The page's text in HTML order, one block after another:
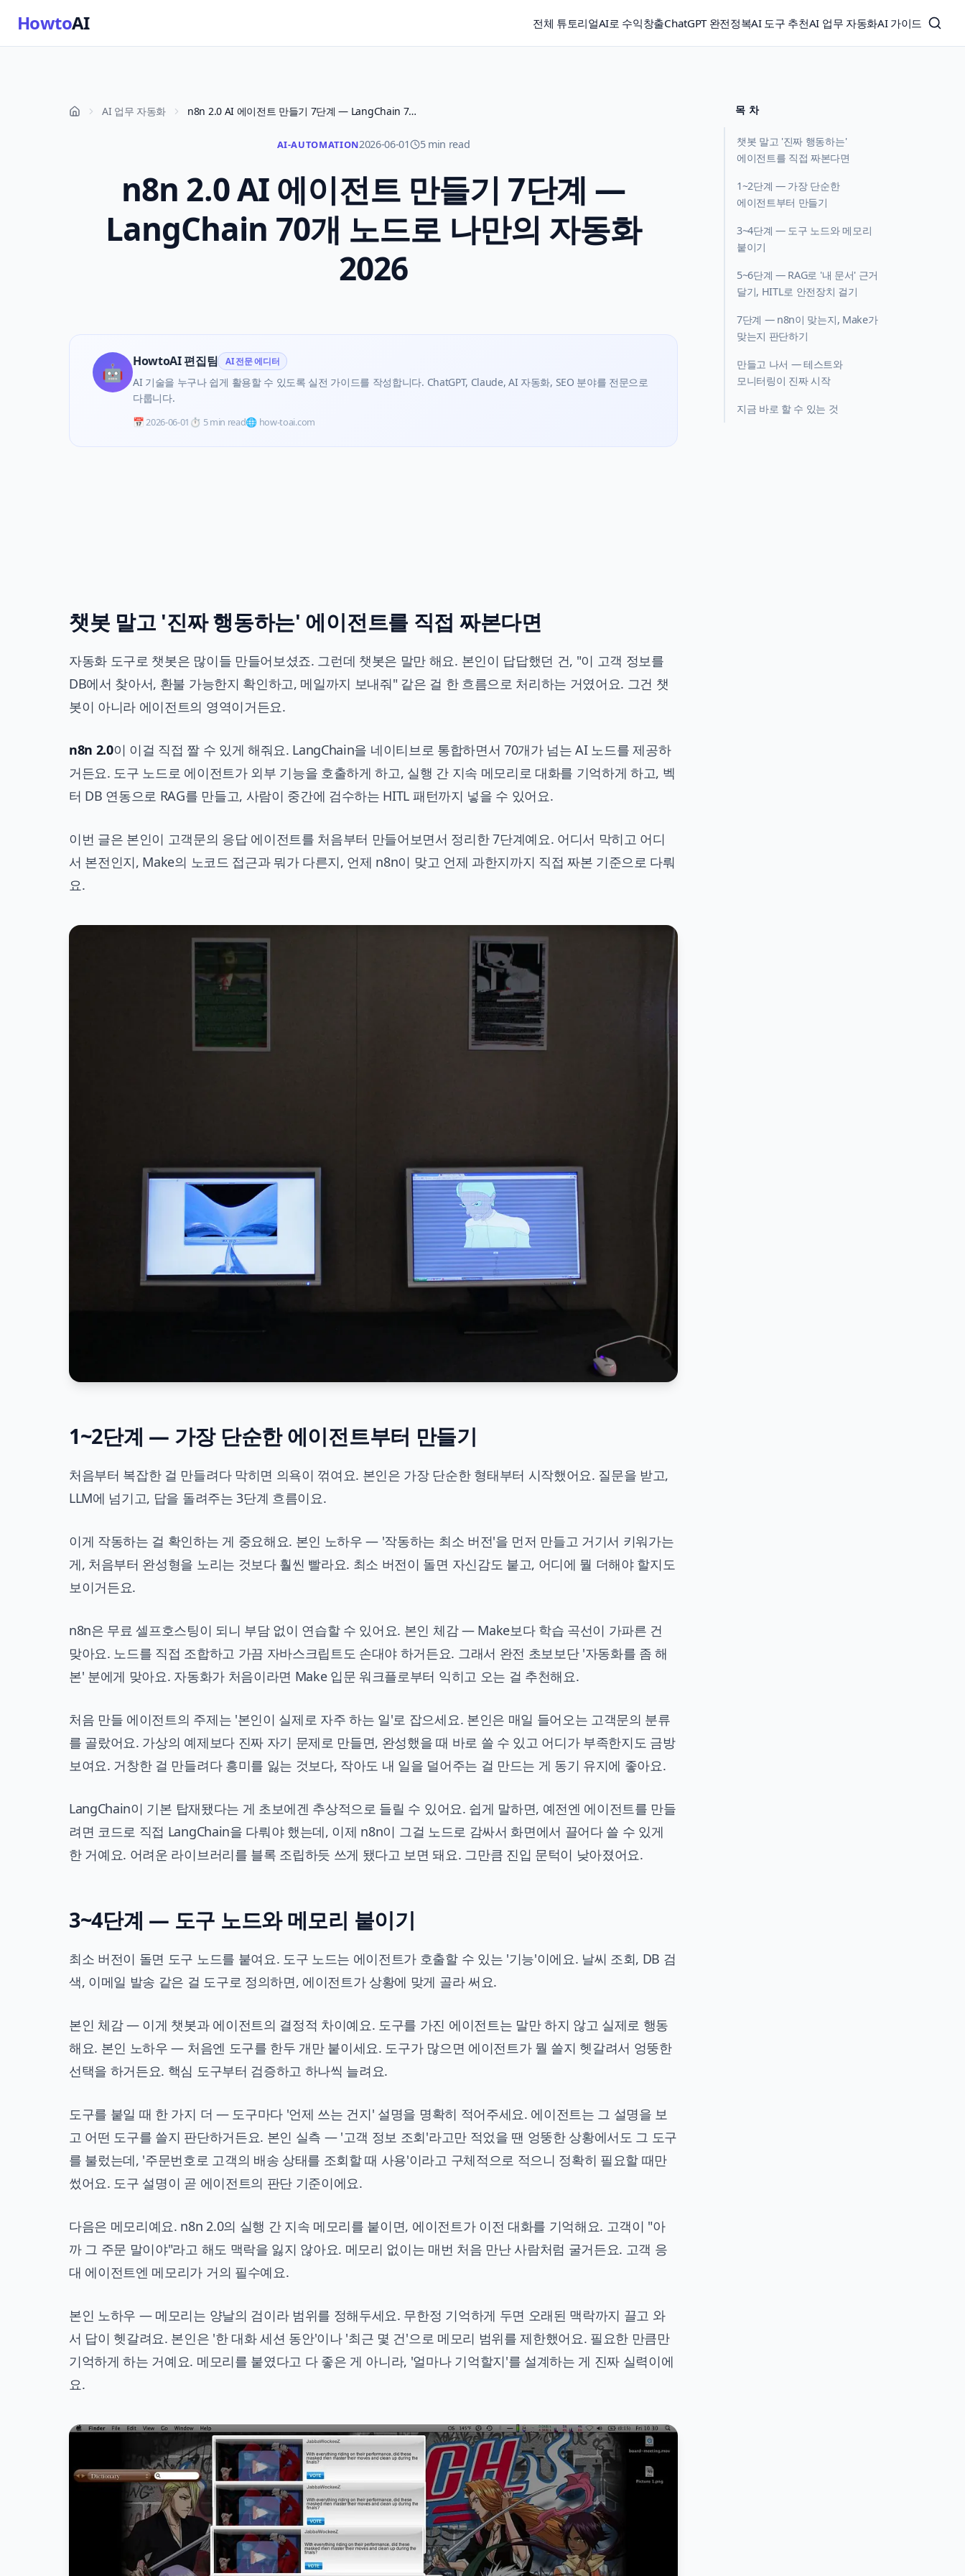
HowtoAI 전체 튜토리얼AI로 수익창출ChatGPT 완전정복AI 도구 추천AI 업무 자동화AI 가이드
AI 업무 자동화 n8n 2.0 AI 에이전트 만들기 7단계 — LangChain 70개 노드로 나만의 자동화 2026
AI-AUTOMATION2026-06-01 5 min read
n8n 2.0 AI 에이전트 만들기 7단계 —
LangChain 70개 노드로 나만의 자동화
2026
🤖 HowtoAI 편집팀 AI 전문 에디터
AI 기술을 누구나 쉽게 활용할 수 있도록 실전 가이드를 작성합니다. ChatGPT, Claude, AI 자동화, SEO 분야를 전문으로
다룹니다.
📅2026-06-01 ⏱️ 5 min read🌐 how-toai.com
챗봇 말고 '진짜 행동하는' 에이전트를 직접 짜본다면
자동화 도구로 챗봇은 많이들 만들어보셨죠. 그런데 챗봇은 말만 해요. 본인이 답답했던 건, "이 고객 정보를
DB에서 찾아서, 환불 가능한지 확인하고, 메일까지 보내줘" 같은 걸 한 흐름으로 처리하는 거였어요. 그건 챗
봇이 아니라 에이전트의 영역이거든요.
n8n 2.0이 이걸 직접 짤 수 있게 해줘요. LangChain을 네이티브로 통합하면서 70개가 넘는 AI 노드를 제공하
거든요. 도구 노드로 에이전트가 외부 기능을 호출하게 하고, 실행 간 지속 메모리로 대화를 기억하게 하고, 벡
터 DB 연동으로 RAG를 만들고, 사람이 중간에 검수하는 HITL 패턴까지 넣을 수 있어요.
이번 글은 본인이 고객문의 응답 에이전트를 처음부터 만들어보면서 정리한 7단계예요. 어디서 막히고 어디
서 본전인지, Make의 노코드 접근과 뭐가 다른지, 언제 n8n이 맞고 언제 과한지까지 직접 짜본 기준으로 다뤄
요.
1~2단계 — 가장 단순한 에이전트부터 만들기
처음부터 복잡한 걸 만들려다 막히면 의욕이 꺾여요. 본인은 가장 단순한 형태부터 시작했어요. 질문을 받고,
LLM에 넘기고, 답을 돌려주는 3단계 흐름이요.
이게 작동하는 걸 확인하는 게 중요해요. 본인 노하우 — '작동하는 최소 버전'을 먼저 만들고 거기서 키워가는
게, 처음부터 완성형을 노리는 것보다 훨씬 빨라요. 최소 버전이 돌면 자신감도 붙고, 어디에 뭘 더해야 할지도
보이거든요.
n8n은 무료 셀프호스팅이 되니 부담 없이 연습할 수 있어요. 본인 체감 — Make보다 학습 곡선이 가파른 건
맞아요. 노드를 직접 조합하고 가끔 자바스크립트도 손대야 하거든요. 그래서 완전 초보보단 '자동화를 좀 해
본' 분에게 맞아요. 자동화가 처음이라면 Make 입문 워크플로부터 익히고 오는 걸 추천해요.
처음 만들 에이전트의 주제는 '본인이 실제로 자주 하는 일'로 잡으세요. 본인은 매일 들어오는 고객문의 분류
를 골랐어요. 가상의 예제보다 진짜 자기 문제로 만들면, 완성했을 때 바로 쓸 수 있고 어디가 부족한지도 금방
보여요. 거창한 걸 만들려다 흥미를 잃는 것보다, 작아도 내 일을 덜어주는 걸 만드는 게 동기 유지에 좋아요.
LangChain이 기본 탑재됐다는 게 초보에겐 추상적으로 들릴 수 있어요. 쉽게 말하면, 예전엔 에이전트를 만들
려면 코드로 직접 LangChain을 다뤄야 했는데, 이제 n8n이 그걸 노드로 감싸서 화면에서 끌어다 쓸 수 있게
한 거예요. 어려운 라이브러리를 블록 조립하듯 쓰게 됐다고 보면 돼요. 그만큼 진입 문턱이 낮아졌어요.
3~4단계 — 도구 노드와 메모리 붙이기
최소 버전이 돌면 도구 노드를 붙여요. 도구 노드는 에이전트가 호출할 수 있는 '기능'이에요. 날씨 조회, DB 검
색, 이메일 발송 같은 걸 도구로 정의하면, 에이전트가 상황에 맞게 골라 써요.
본인 체감 — 이게 챗봇과 에이전트의 결정적 차이예요. 도구를 가진 에이전트는 말만 하지 않고 실제로 행동
해요. 본인 노하우 — 처음엔 도구를 한두 개만 붙이세요. 도구가 많으면 에이전트가 뭘 쓸지 헷갈려서 엉뚱한
선택을 하거든요. 핵심 도구부터 검증하고 하나씩 늘려요.
도구를 붙일 때 한 가지 더 — 도구마다 '언제 쓰는 건지' 설명을 명확히 적어주세요. 에이전트는 그 설명을 보
고 어떤 도구를 쓸지 판단하거든요. 본인 실측 — '고객 정보 조회'라고만 적었을 땐 엉뚱한 상황에서도 그 도구
를 불렀는데, '주문번호로 고객의 배송 상태를 조회할 때 사용'이라고 구체적으로 적으니 정확히 필요할 때만
썼어요. 도구 설명이 곧 에이전트의 판단 기준이에요.
다음은 메모리예요. n8n 2.0의 실행 간 지속 메모리를 붙이면, 에이전트가 이전 대화를 기억해요. 고객이 "아
까 그 주문 말이야"라고 해도 맥락을 잃지 않아요. 메모리 없이는 매번 처음 만난 사람처럼 굴거든요. 고객 응
대 에이전트엔 메모리가 거의 필수예요.
본인 노하우 — 메모리는 양날의 검이라 범위를 정해두세요. 무한정 기억하게 두면 오래된 맥락까지 끌고 와
서 답이 헷갈려요. 본인은 '한 대화 세션 동안'이나 '최근 몇 건'으로 메모리 범위를 제한했어요. 필요한 만큼만
기억하게 하는 거예요. 메모리를 붙였다고 다 좋은 게 아니라, '얼마나 기억할지'를 설계하는 게 진짜 실력이에
요.
목 차
챗봇 말고 '진짜 행동하는'
에이전트를 직접 짜본다면
1~2단계 — 가장 단순한
에이전트부터 만들기
3~4단계 — 도구 노드와 메모리
붙이기
5~6단계 — RAG로 '내 문서' 근거
달기, HITL로 안전장치 걸기
7단계 — n8n이 맞는지, Make가
맞는지 판단하기
만들고 나서 — 테스트와
모니터링이 진짜 시작
지금 바로 할 수 있는 것